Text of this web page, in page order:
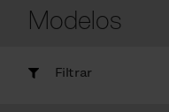
Modelos
Filtrar